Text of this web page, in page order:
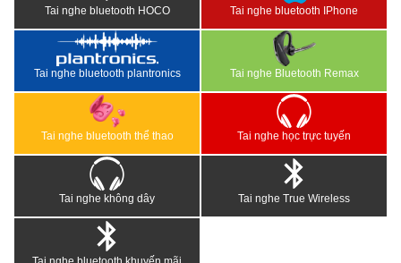
Tai nghe bluetooth HOCO Tai nghe bluetooth IPhone
Tai nghe bluetooth plantronics Tai nghe Bluetooth Remax
Tai nghe bluetooth thể thao Tai nghe học trực tuyến
Tai nghe không dây Tai nghe True Wireless